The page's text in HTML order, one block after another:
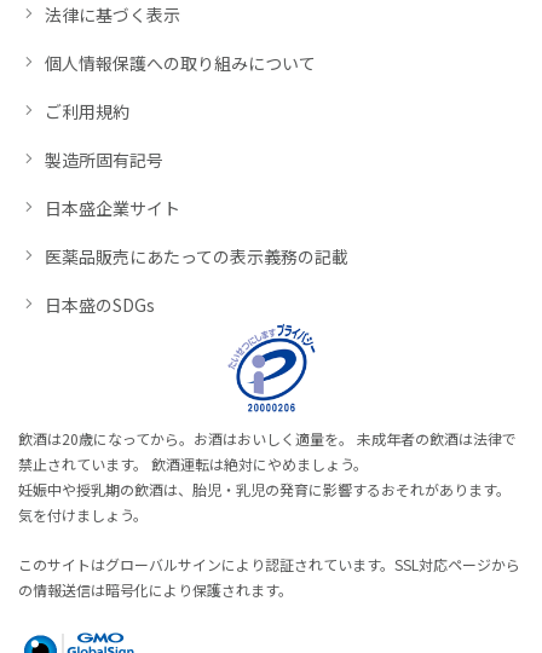
法律に基づく表示
個人情報保護への取り組みについて
ご利用規約
製造所固有記号
日本盛企業サイト
医薬品販売にあたっての表示義務の記載
日本盛のSDGs
飲酒は20歳になってから。お酒はおいしく適量を。 未成年者の飲酒は法律で
禁止されています。 飲酒運転は絶対にやめましょう。
妊娠中や授乳期の飲酒は、胎児・乳児の発育に影響するおそれがあります。
気を付けましょう。
このサイトはグローバルサインにより認証されています。SSL対応ページから
の情報送信は暗号化により保護されます。